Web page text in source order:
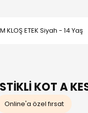
KLOŞ ETEK Siyah - 14 Yaş
KOT A
Online'a özel fırsat